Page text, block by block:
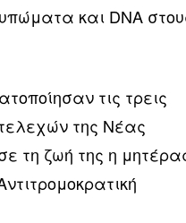
και DNA
τις τρεις
της Νέας
τη ζωή της η